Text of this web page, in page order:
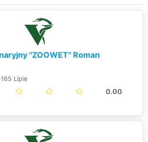
"ZOOWET" Roman
Lipie
0.00